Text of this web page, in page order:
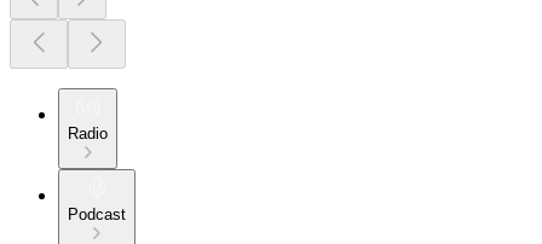
Radio
Podcast